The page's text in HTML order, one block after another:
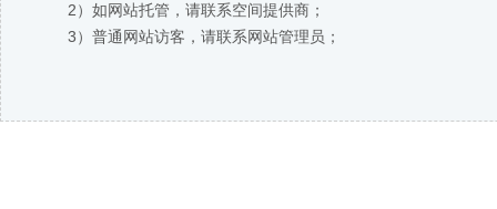
2）如网站托管，请联系空间提供商；
3）普通网站访客，请联系网站管理员；